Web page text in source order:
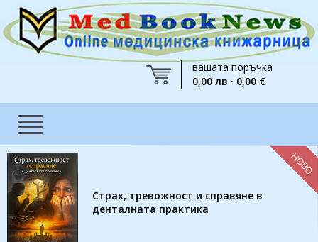
вашата поръчка
0,00 лв · 0,00 €
Страх, тревожност и справяне в
денталната практика
НОВО